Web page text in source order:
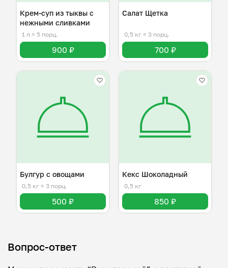
Крем-суп из тыквы с
нежными сливками
1 л ≈ 5 порц.
900 ₽
Салат Щетка
0,5 кг ≈ 3 порц.
700 ₽
Булгур с овощами
0,5 кг ≈ 3 порц.
500 ₽
Кекс Шоколадный
0,5 кг
850 ₽
Вопрос-ответ